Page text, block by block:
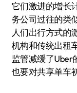
它们激进的增长
务公司过往的类
人们出行方式的
机构和传统出租
监管减缓了Uber
也要对共享单车